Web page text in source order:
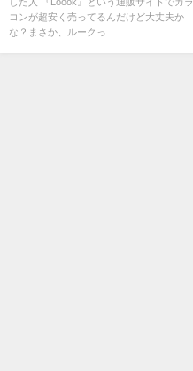
した人 『Loook』という通販サイトでカラ
コンが超安く売ってるんだけど大丈夫か
な？まさか、ルークっ...